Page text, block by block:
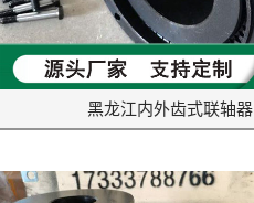
黑龙江内外齿式联轴器